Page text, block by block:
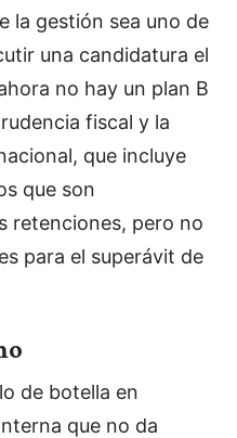
la gestión sea uno de
una candidatura el
no hay un plan B
fiscal y la
que incluye
que son
retenciones, pero no
para el superávit de
de botella en
que no da